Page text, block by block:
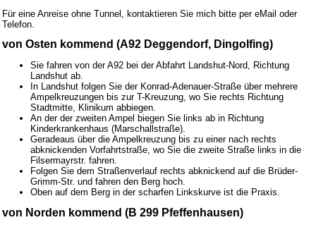
Für eine Anreise ohne Tunnel, kontaktieren Sie mich bitte per eMail oder
Telefon.
von Osten kommend (A92 Deggendorf, Dingolfing)
Sie fahren von der A92 bei der Abfahrt Landshut-Nord, Richtung
Landshut ab.
In Landshut folgen Sie der Konrad-Adenauer-Straße über mehrere
Ampelkreuzungen bis zur T-Kreuzung, wo Sie rechts Richtung
Stadtmitte, Klinikum abbiegen.
An der der zweiten Ampel biegen Sie links ab in Richtung
Kinderkrankenhaus (Marschallstraße).
Geradeaus über die Ampelkreuzung bis zu einer nach rechts
abknickenden Vorfahrtstraße, wo Sie die zweite Straße links in die
Filsermayrstr. fahren.
Folgen Sie dem Straßenverlauf rechts abknickend auf die Brüder-
Grimm-Str. und fahren den Berg hoch.
Oben auf dem Berg in der scharfen Linkskurve ist die Praxis.
von Norden kommend (B 299 Pfeffenhausen)